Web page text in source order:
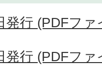
発行 (PDFファ
発行 (PDFファ